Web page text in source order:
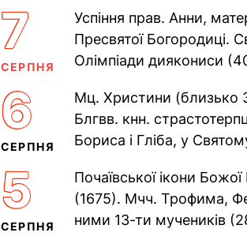
7
СЕРПНЯ
Успіння прав. Анни,
Пресвятої Богородиці.
Олімпіади диякониси
Пам’ять V
6
СЕРПНЯ
Мц. Христини (близько
Блгвв. кнн.
Бориса і Гліба, у
Прп. Полікарпа,
5
СЕРПНЯ
Почаївської ікони Божої
(1675). Мчч. Трофима,
ними 13-ти мучеників